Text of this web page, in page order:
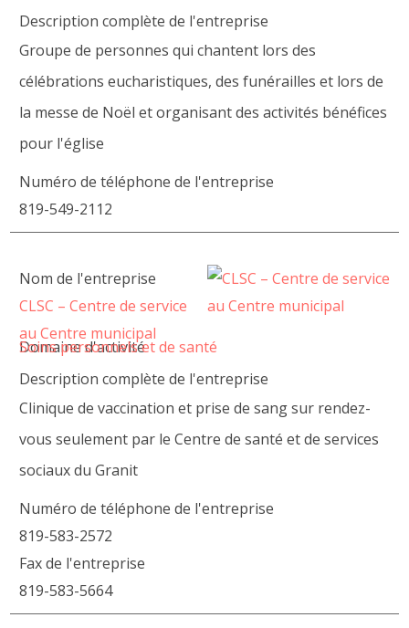
Description complète de l'entreprise
Groupe de personnes qui chantent lors des
célébrations eucharistiques, des funérailles et lors de
la messe de Noël et organisant des activités bénéfices
pour l'église
Numéro de téléphone de l'entreprise
819-549-2112
Nom de l'entreprise
CLSC – Centre de service
au Centre municipal
Domaine d'activité
Soins personnels et de santé
Description complète de l'entreprise
Clinique de vaccination et prise de sang sur rendez-
vous seulement par le Centre de santé et de services
sociaux du Granit
Numéro de téléphone de l'entreprise
819-583-2572
Fax de l'entreprise
819-583-5664